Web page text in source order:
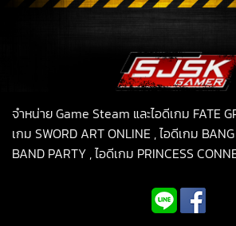
จำหน่าย Game Steam และไอดีเกม FATE
เกม SWORD ART ONLINE , ไอดีเกม
BAND PARTY , ไอดีเกม PRINCESS